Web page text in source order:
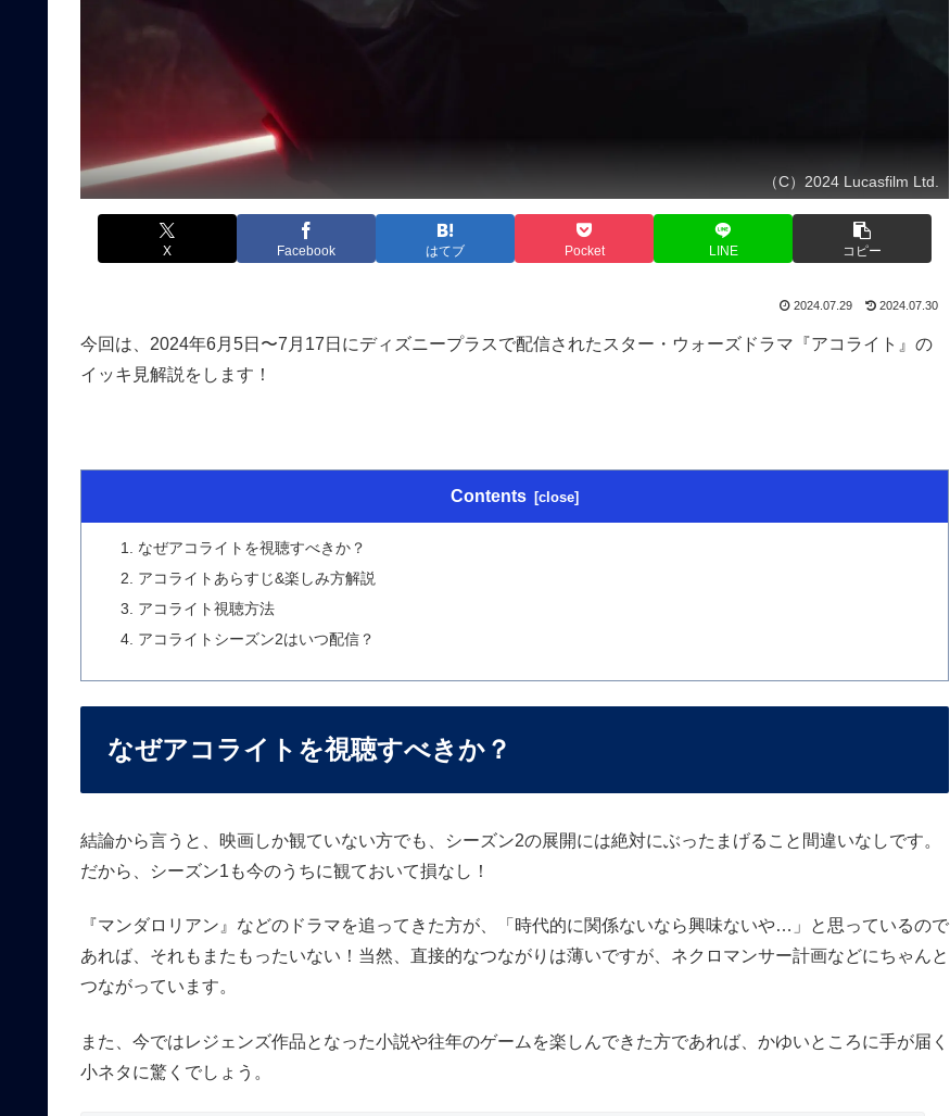
（C）2024 Lucasfilm Ltd.
X Facebook はてブ Pocket LINE コピー
2024.07.29 2024.07.30
今回は、2024年6月5日〜7月17日にディズニープラスで配信されたスター・ウォーズドラマ『アコライト』の
イッキ見解説をします！
Contents
なぜアコライトを視聴すべきか？
アコライトあらすじ&楽しみ方解説
アコライト視聴方法
アコライトシーズン2はいつ配信？
なぜアコライトを視聴すべきか？
結論から言うと、映画しか観ていない方でも、シーズン2の展開には絶対にぶったまげること間違いなしです。
だから、シーズン1も今のうちに観ておいて損なし！
『マンダロリアン』などのドラマを追ってきた方が、「時代的に関係ないなら興味ないや…」と思っているので
あれば、それもまたもったいない！当然、直接的なつながりは薄いですが、ネクロマンサー計画などにちゃんと
つながっています。
また、今ではレジェンズ作品となった小説や往年のゲームを楽しんできた方であれば、かゆいところに手が届く
小ネタに驚くでしょう。